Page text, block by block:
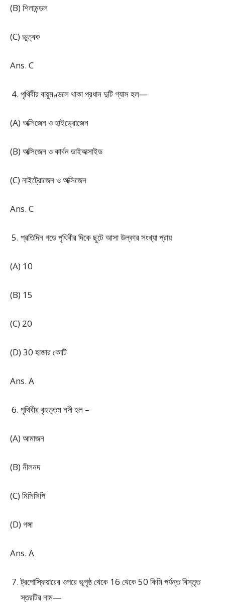
(B) শিলামন্ডল
(C) ভূত্বক
Ans. C
পৃথিবীর বায়ুমণ্ডলে থাকা প্রধান দুটি গ্যাস হল—
(A) অক্সিজেন ও হাইড্রোজেন
(B) অক্সিজেন ও কার্বন ডাইঅক্সাইড
(C) নাইট্রোজেন ও অক্সিজেন
Ans. C
প্রতিদিন গড়ে পৃথিবীর দিকে ছুটে আসা উল্কার সংখ্যা প্রায়
(A) 10
(B) 15
(C) 20
(D) 30 হাজার কোটি
Ans. A
পৃথিবীর বৃহত্তম নদী হল –
(A) আমাজন
(B) নীলনদ
(C) মিসিসিপি
(D) গঙ্গা
Ans. A
ট্রপোস্ফিয়ারের ওপরে ভূপৃষ্ঠ থেকে 16 থেকে 50 কিমি পর্যন্ত বিস্তৃত
স্তরটির নাম—